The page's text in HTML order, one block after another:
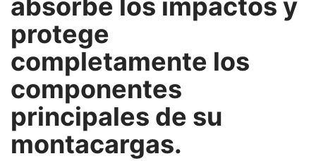
absorbe los impactos y
protege
completamente los
componentes
principales de su
montacargas.